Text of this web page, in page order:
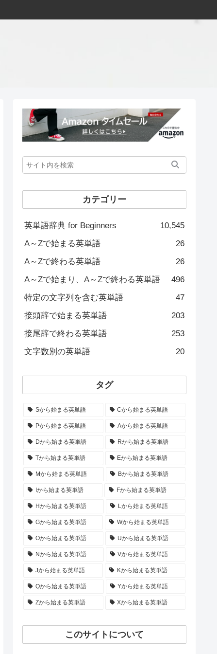
カテゴリー
英単語辞典 for Beginners
10,545
A～Zで始まる英単語
26
A～Zで終わる英単語
26
A～Zで始まり、A～Zで終わる英単語
496
特定の文字列を含む英単語
47
接頭辞で始まる英単語
203
接尾辞で終わる英単語
253
文字数別の英単語
20
タグ
Sから始まる英単語 Cから始まる英単語
Pから始まる英単語 Aから始まる英単語
Dから始まる英単語 Rから始まる英単語
Tから始まる英単語 Eから始まる英単語
Mから始まる英単語 Bから始まる英単語
Iから始まる英単語 Fから始まる英単語
Hから始まる英単語 Lから始まる英単語
Gから始まる英単語 Wから始まる英単語
Oから始まる英単語 Uから始まる英単語
Nから始まる英単語 Vから始まる英単語
Jから始まる英単語 Kから始まる英単語
Qから始まる英単語 Yから始まる英単語
Zから始まる英単語 Xから始まる英単語
このサイトについて